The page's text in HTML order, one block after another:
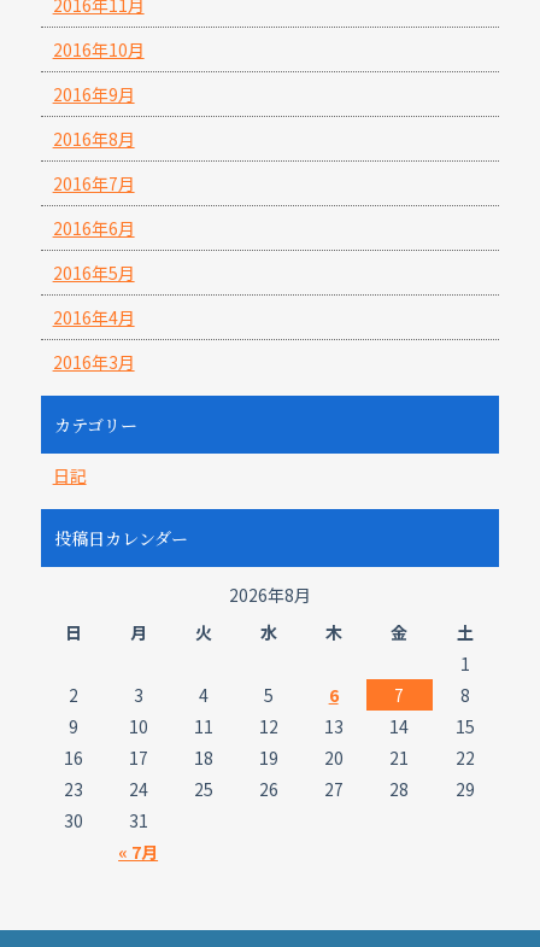
2016年10月
2016年9月
2016年8月
2016年7月
2016年6月
2016年5月
2016年4月
2016年3月
カテゴリー
日記
投稿日カレンダー
2026年8月
日
月 火 水 木 金 土
« 7月
1
2
3 4 5 6 7
8
9
10 11 12 13 14
15
16
17 18 19 20 21
22
23
24 25 26 27 28
29
30
31